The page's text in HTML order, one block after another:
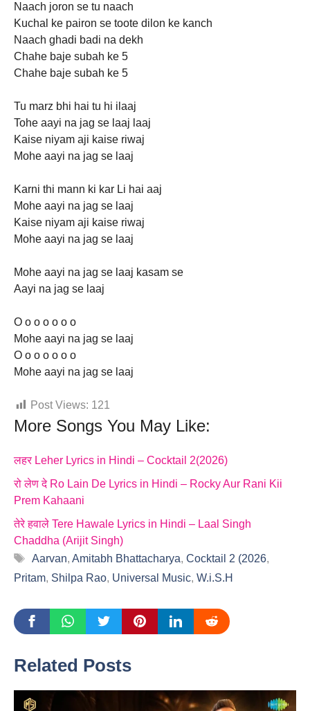
Naach joron se tu naach
Kuchal ke pairon se toote dilon ke kanch
Naach ghadi badi na dekh
Chahe baje subah ke 5
Chahe baje subah ke 5
Tu marz bhi hai tu hi ilaaj
Tohe aayi na jag se laaj laaj
Kaise niyam aji kaise riwaj
Mohe aayi na jag se laaj
Karni thi mann ki kar Li hai aaj
Mohe aayi na jag se laaj
Kaise niyam aji kaise riwaj
Mohe aayi na jag se laaj
Mohe aayi na jag se laaj kasam se
Aayi na jag se laaj
O o o o o o o
Mohe aayi na jag se laaj
O o o o o o o
Mohe aayi na jag se laaj
Post Views: 121
More Songs You May Like:
लहर Leher Lyrics in Hindi – Cocktail 2(2026)
रो लेण दे Ro Lain De Lyrics in Hindi – Rocky Aur Rani Kii
Prem Kahaani
तेरे हवाले Tere Hawale Lyrics in Hindi – Laal Singh
Chaddha (Arijit Singh)
Tags
Aarvan, Amitabh Bhattacharya, Cocktail 2 (2026,
Pritam, Shilpa Rao, Universal Music, W.i.S.H
Related Posts